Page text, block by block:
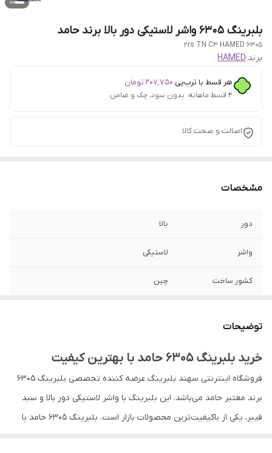
بلبرینگ 6305 واشر لاستیکی دور بالا برند حامد
6305 2rs TN C3 HAMED
برند:HAMED
هر قسط با ترب‌پی:۲۰۷٬۷۵۰ تومان
۴ قسط ماهانه. بدون سود، چک و ضامن.
اصالت و صحت کالا
مشخصات
دور بالا
واشر لاستیکی
کشور ساخت چین
توضیحات
خرید بلبرینگ 6305 حامد با بهترین کیفیت
فروشگاه اینترنتی سهند بلبرینگ عرضه کننده تخصصی بلبرینگ 6305
برند معتبر حامد می‌باشد. این بلبرینگ با واشر لاستیکی دور بالا و سبد
فیبر، یکی از باکیفیت‌ترین محصولات بازار است. بلبرینگ 6305 حامد با